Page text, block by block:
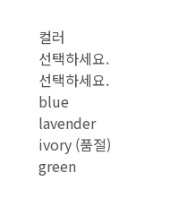
컬러
선택하세요.
선택하세요.
blue
lavender
ivory (품절)
green